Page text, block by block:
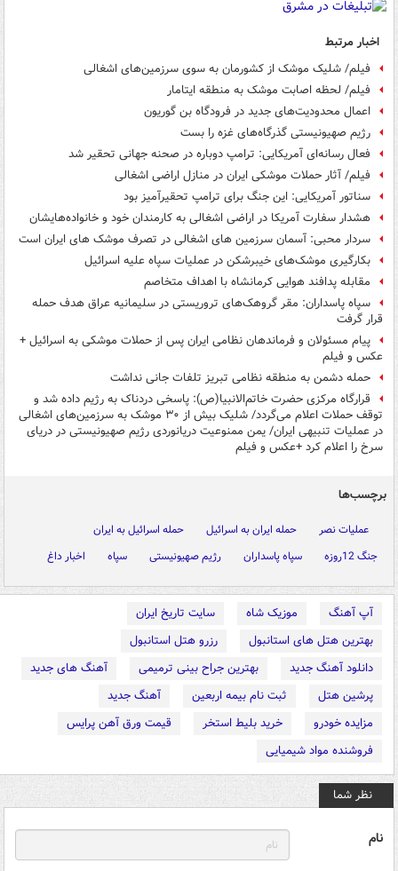
اخبار مرتبط
فیلم/ شلیک موشک از کشورمان به سوی سرزمین‌های اشغالی
فیلم/ لحظه اصابت موشک به منطقه ایتامار
اعمال محدودیت‌های جدید در فرودگاه بن گوریون
رژیم صهیونیستی گذرگاه‌های غزه را بست
فعال رسانه‌ای آمریکایی: ترامپ دوباره در صحنه جهانی تحقیر شد
فیلم/ آثار حملات موشکی ایران در منازل اراضی اشغالی
سناتور آمریکایی: این جنگ برای ترامپ تحقیرآمیز بود
هشدار سفارت آمریکا در اراضی اشغالی به کارمندان خود و خانواده‌هایشان
سردار محبی: آسمان سرزمین های اشغالی در تصرف موشک های ایران است
بکارگیری موشک‌های خیبرشکن در عملیات سپاه علیه اسرائیل
مقابله پدافند هوایی کرمانشاه با اهداف متخاصم
سپاه پاسداران: مقر گروهک‌های تروریستی در سلیمانیه عراق هدف حمله
قرار گرفت
پیام مسئولان و فرماندهان نظامی ایران پس از حملات موشکی به اسرائیل +
عکس و فیلم
حمله دشمن به منطقه نظامی تبریز تلفات جانی نداشت
قرارگاه مرکزی حضرت خاتم‌الانبیا(ص): پاسخی دردناک به رژیم داده شد و
توقف حملات اعلام می‌گردد/ شلیک بیش از ۳۰ موشک به سرزمین‌های اشغالی
در عملیات تنبیهی ایران/ یمن ممنوعیت دریانوردی رژیم صهیونیستی در دریای
سرخ را اعلام کرد +عکس و فیلم
برچسب‌ها
عملیات نصر حمله ایران به اسرائیل
حمله اسرائیل به ایران
جنگ 12روزه
سپاه پاسداران رژیم صهیونیستی سپاه اخبار داغ
آپ آهنگ موزیک شاه
سایت تاریخ ایران
بهترین هتل های استانبول
رزرو هتل استانبول
دانلود آهنگ جدید
بهترین جراح بینی ترمیمی
آهنگ های جدید
پرشین هتل
ثبت نام بیمه اربعین
آهنگ جدید
مزایده خودرو
خرید بلیط استخر
قیمت ورق آهن پرایس
فروشنده مواد شیمیایی
نظر شما
نام